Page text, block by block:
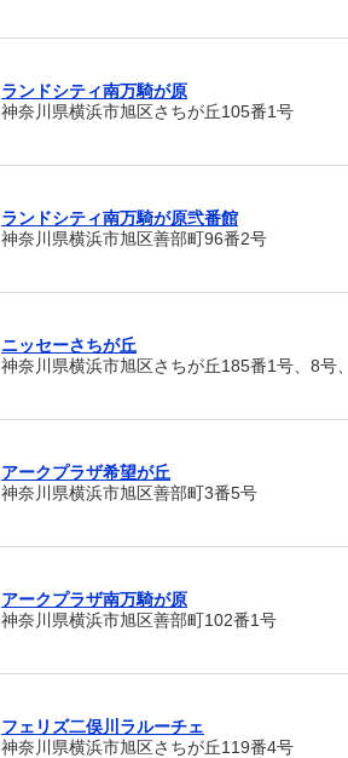
ランドシティ南万騎が原
神奈川県横浜市旭区さちが丘105番1号
ランドシティ南万騎が原弐番館
神奈川県横浜市旭区善部町96番2号
ニッセーさちが丘
神奈川県横浜市旭区さちが丘185番1号、8号
アークプラザ希望が丘
神奈川県横浜市旭区善部町3番5号
アークプラザ南万騎が原
神奈川県横浜市旭区善部町102番1号
フェリズ二俣川ラルーチェ
神奈川県横浜市旭区さちが丘119番4号